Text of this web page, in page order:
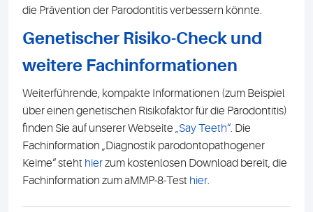
die Prävention der Parodontitis verbessern könnte.
Genetischer Risiko-Check und
weitere Fachinformationen
Weiterführende, kompakte Informationen (zum Beispiel
über einen genetischen Risikofaktor für die Parodontitis)
finden Sie auf unserer Webseite „Say Teeth“. Die
Fachinformation „Diagnostik parodontopathogener
Keime“ steht hierzum kostenlosen Download bereit, die
Fachinformation zum aMMP-8-Test hier.